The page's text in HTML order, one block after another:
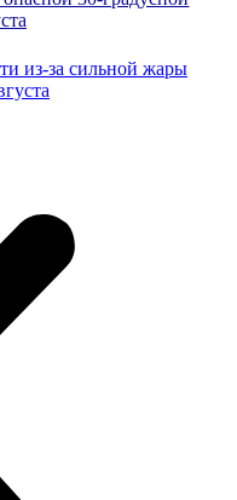
из-за сильной жары